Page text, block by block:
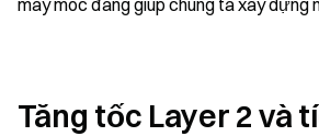
máy móc đang giúp chúng ta xây dựng
Tăng tốc Layer 2 và